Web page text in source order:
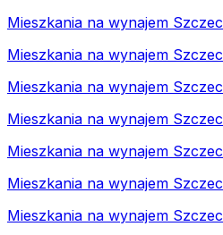
Mieszkania na wynajem
Mieszkania na wynajem
Mieszkania na wynajem
Mieszkania na wynajem
Mieszkania na wynajem
Mieszkania na wynajem
Mieszkania na wynajem